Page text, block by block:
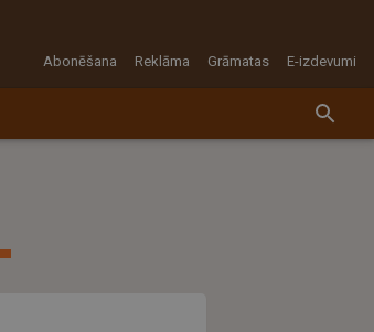
Abonēšana
Reklāma Grāmatas E-izdevumi